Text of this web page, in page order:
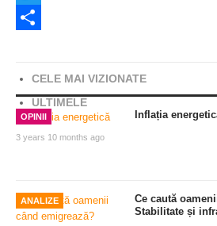
Twitter
CELE MAI VIZIONATE
ULTIMELE
OPINII
3 years 10 months ago
Inflația
ANALIZE
Ce caută
Stabilitate și